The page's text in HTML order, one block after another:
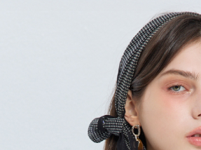
每筆NT$80，滿NT$2,000(含以上)免運費
每筆NT$80，滿NT$2,000(含以上)免運費
每筆NT$80，滿NT$2,000(含以上)免運費